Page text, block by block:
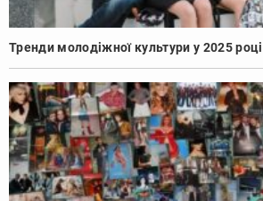
Тренди молодіжної культури у 2025 році